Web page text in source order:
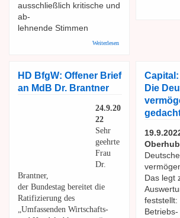
ausschließlich kritische und
ab-
lehnende Stimmen
Weiterlesen
HD BfgW: Offener Brief
an MdB Dr. Brantner
24.9.20
22
Sehr
geehrte
Frau
Dr.
Brantner,
der Bundestag bereitet die
Ratifizierung des
„Umfassenden Wirtschafts-
Die
Das legt
feststellt: